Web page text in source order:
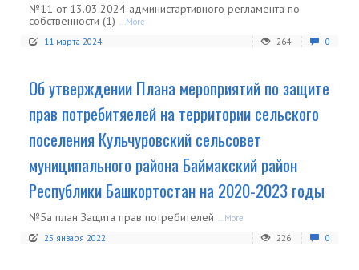
№11 от 13.03.2024 администартивного регламента по
собственности (1) ...More
11 марта 2024
264 0
Об утверждении Плана мероприятий по защите
прав потребитяелей на территории сельского
поселения Кульчуровский сельсовет
муниципального района Баймакский район
Республики Башкортостан на 2020-2023 годы
№5а план Защита прав потребителей ...More
25 января 2022
226 0